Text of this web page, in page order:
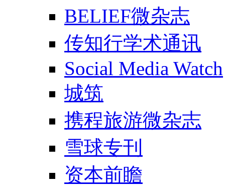
BELIEF微杂志
传知行学术通讯
Social Media Watch
城筑
携程旅游微杂志
雪球专刊
资本前瞻